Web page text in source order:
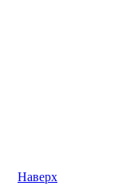
Наверх